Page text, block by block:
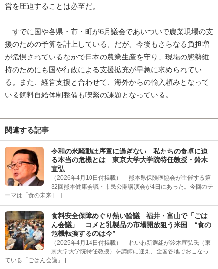
営を圧迫することは必至だ。
すでに国や各県・市・町が6月議会であいついで農業現場の支
援のための予算を計上している。だが、今後もさらなる負担増
が危惧されているなかで日本の農業生産を守り、現場の態勢維
持のためにも国や行政による支援拡充が早急に求められてい
る。また、経営支援と合わせて、海外からの輸入頼みとなって
いる飼料自給体制整備も喫緊の課題となっている。
関連する記事
令和の米騒動は序章に過ぎない 私たちの食卓に迫
る本当の危機とは 東京大学大学院特任教授・鈴木
宣弘
（2026年4月10日付掲載） 熊本県保険医協会が主催する第
32回熊本健康会議・市民公開講演会が4日にあった。今回のテ
ーマは「食の未来 […]
食料安全保障めぐり熱い論議 福井・富山で「ごは
ん会議」 コメと乳製品の市場開放狙う米国 “食の
危機転換するのは今”
（2025年4月14日付掲載） れいわ新選組が鈴木宣弘氏（東
京大学大学院特任教授）を講師に迎え、全国各地でおこなっ
ている「ごはん会議」 […]